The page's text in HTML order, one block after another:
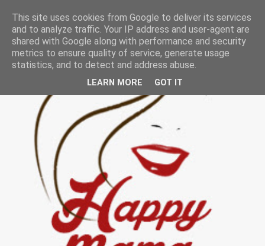
This site uses cookies from Google to deliver its services
and to analyze traffic. Your IP address and user-agent are
shared with Google along with performance and security
metrics to ensure quality of service, generate usage
statistics, and to detect and address abuse.
LEARN MORE GOT IT